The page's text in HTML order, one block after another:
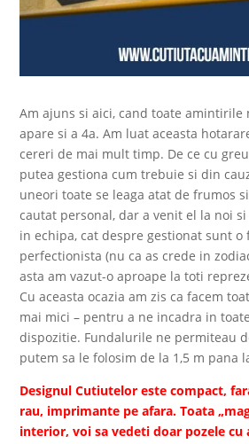
Am ajuns si aici, cand toate amintirile
apare si a 4a. Am luat aceasta
cereri de mai mult timp. De ce cu
putea gestiona cum trebuie si din
uneori toate se leaga atat de frumos
cautat personal, dar a venit el la noi
in echipa, cat despre gestionat sunt o
perfectionista (nu ca as crede in
asta am vazut-o aproape la toti
Cu aceasta ocazia am zis ca facem
mai mici – pentru a ne incadra in
dispozitie. Fundalurile ne permiteau
putem sa le folosim de la 1,5 m pana
Designul Cutiutelor este compact,
rau, imprimante pe afara. Toata
interior, voi sa vedeti doar pozele